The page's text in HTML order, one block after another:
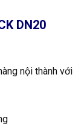
DN20
nội thành với